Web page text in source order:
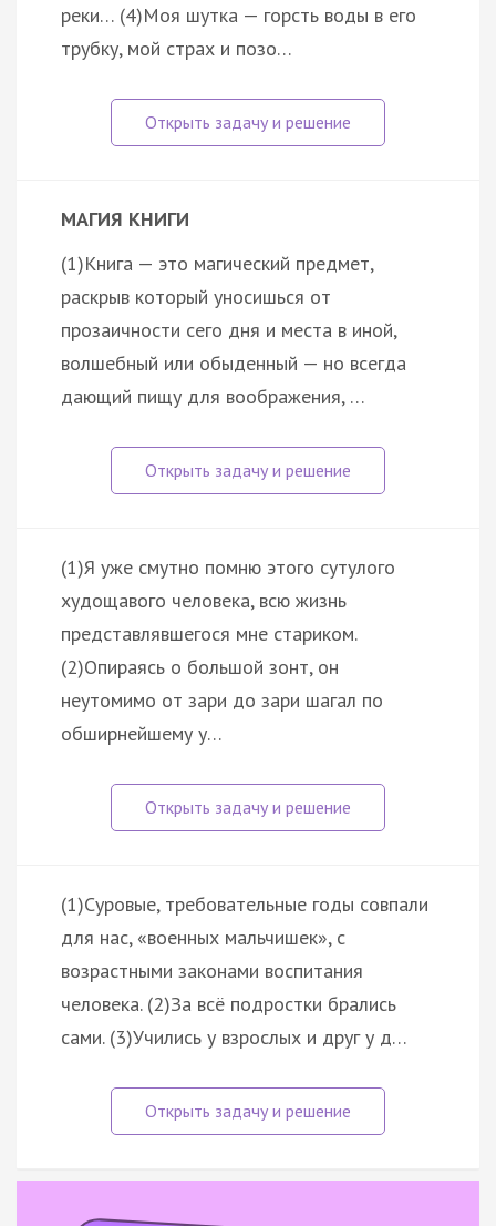
реки… (4)Моя шутка — горсть воды в его
трубку, мой страх и позо…
МАГИЯ КНИГИ
(1)Книга — это магический предмет,
раскрыв который уносишься от
прозаичности сего дня и места в иной,
волшебный или обыденный — но всегда
дающий пищу для воображения, …
(1)Я уже смутно помню этого сутулого
худощавого человека, всю жизнь
представлявшегося мне стариком.
(2)Опираясь о большой зонт, он
неутомимо от зари до зари шагал по
обширнейшему у…
(1)Суровые, требовательные годы совпали
для нас, «военных мальчишек», с
возрастными законами воспитания
человека. (2)За всё подростки брались
сами. (3)Учились у взрослых и друг у д…